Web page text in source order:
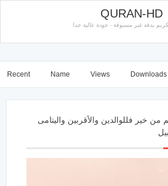
QURAN-HD
بدقة غير مسبوقة - جودة عالية جدا
Recent Name Views Downloads
من خير فللوالدين والأقربين واليتامى